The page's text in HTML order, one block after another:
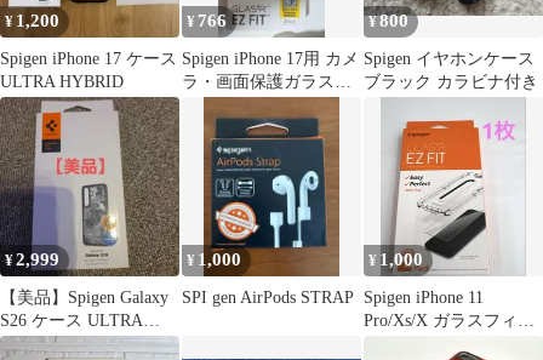
¥ 1,200
Spigen iPhone 17 ケース
ULTRA HYBRID
¥ 766
Spigen iPhone 17用 カメ
ラ・画面保護ガラスフ
¥800
Spigen イヤホンケース
ブラック カラビナ付き
¥2,999
【美品】Spigen Galaxy
S26 ケース ULTRA
HYBRID
¥ 1,000
SPI gen AirPods STRAP
¥ 1,000
Spigen iPhone 11
Pro/Xs/X ガラスフィル